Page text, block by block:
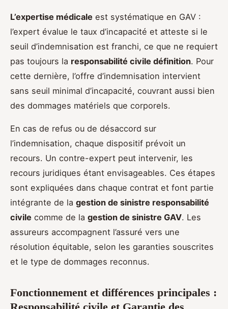
L’expertise médicale est systématique en GAV :
l’expert évalue le taux d’incapacité et atteste si le
seuil d’indemnisation est franchi, ce que ne requiert
pas toujours la responsabilité civile définition. Pour
cette dernière, l’offre d’indemnisation intervient
sans seuil minimal d’incapacité, couvrant aussi bien
des dommages matériels que corporels.
En cas de refus ou de désaccord sur
l’indemnisation, chaque dispositif prévoit un
recours. Un contre-expert peut intervenir, les
recours juridiques étant envisageables. Ces étapes
sont expliquées dans chaque contrat et font partie
intégrante de la gestion de sinistre responsabilité
civile comme de la gestion de sinistre GAV. Les
assureurs accompagnent l’assuré vers une
résolution équitable, selon les garanties souscrites
et le type de dommages reconnus.
Fonctionnement et différences principales :